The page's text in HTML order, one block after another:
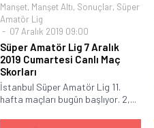
Manşet, Manşet Altı, Sonuçlar, Süper
Amatör Lig
07 Aralık 2019 09:00
Süper Amatör Lig 7 Aralık
2019 Cumartesi Canlı Maç
Skorları
İstanbul Süper Amatör Lig 11.
hafta maçları bugün başlıyor. 2,...